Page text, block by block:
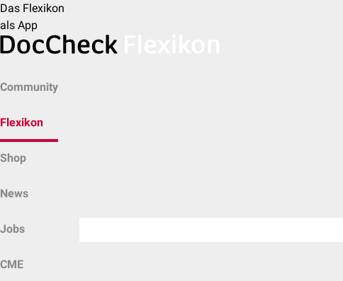
Das Flexikon
als App
Community
Flexikon
Shop
News
Jobs
CME